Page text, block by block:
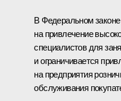
В Федеральном законе
на привлечение
специалистов для
и ограничивается
на предприятия
обслуживания